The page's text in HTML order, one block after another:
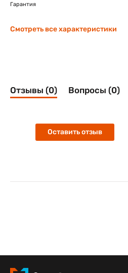
Гарантия
Смотреть все характеристики
Отзывы (0) Вопросы (0)
Оставить отзыв